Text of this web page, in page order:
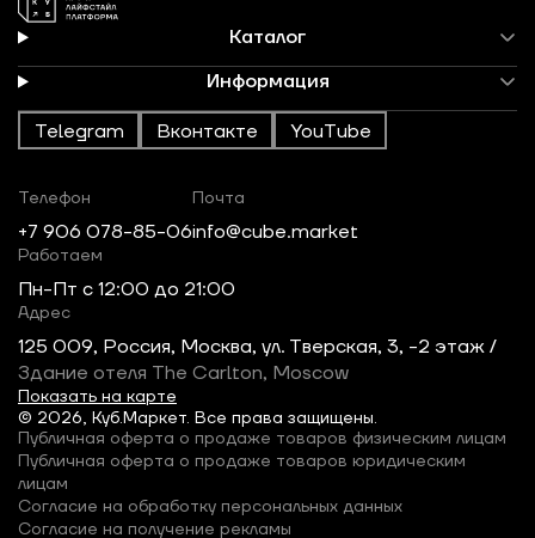
Каталог
Информация
Telegram Вконтакте YouTube
© 2026, Куб.Маркет. Все права защищены.
Телефон
+7 906 078-85-06
Почта
info@cube.market
Работаем
Пн-Пт c 12:00 до 21:00
Адрес
125 009, Россия, Москва, ул. Тверская, 3, -2 этаж /
Здание отеля The Carlton, Moscow
Показать на карте
Публичная оферта о продаже товаров физическим лицам
Публичная оферта о продаже товаров юридическим
лицам
Согласие на обработку персональных данных
Согласие на получение рекламы